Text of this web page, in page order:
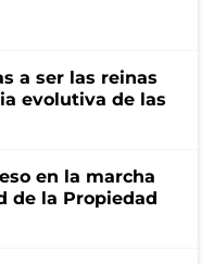
a ser las reinas
evolutiva de las
en la marcha
de la Propiedad